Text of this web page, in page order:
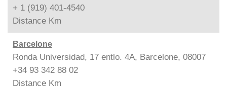
+ 1 (919) 401-4540
Distance Km
Barcelone
Ronda Universidad, 17 entlo. 4A, Barcelone, 08007
+34 93 342 88 02
Distance Km